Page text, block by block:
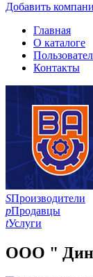
Добавить
Главная
О каталоге
Контакты
SПроизводители
pПродавцы
tУслуги
ООО "